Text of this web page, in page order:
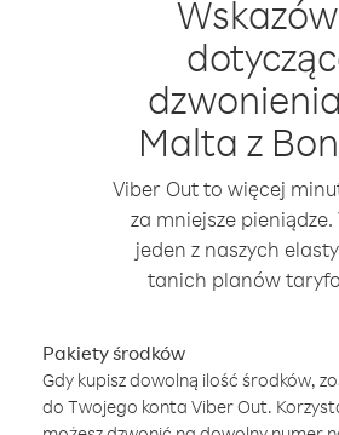
Malta z
Viber Out to więcej
za mniejsze
jeden z naszych
tanich planów
Pakiety środków
Gdy kupisz dowolną ilość środków,
do Twojego konta Viber Out.